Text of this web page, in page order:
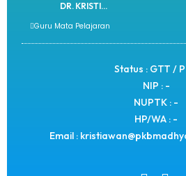
DR. KRISTI...
Guru Mata Pelajaran
Status : GTT /
NIP : -
NUPTK : -
HP/WA : -
Email :